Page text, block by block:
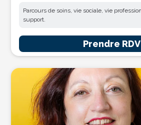
Parcours de soins, vie sociale, vie
support.
Prendre RDV